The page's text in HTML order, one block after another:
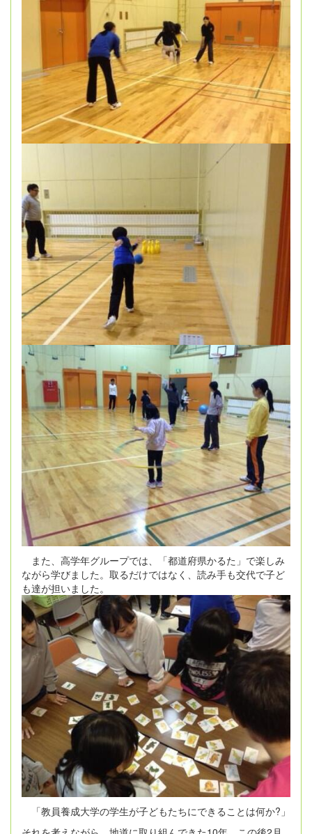
また、高学年グループでは、「都道府県かるた」で楽しみ
ながら学びました。取るだけではなく、読み手も交代で子ど
も達が担いました。
「教員養成大学の学生が子どもたちにできることは何か? 」